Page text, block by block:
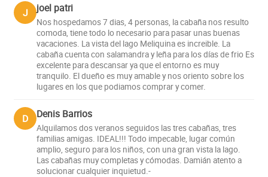
J joel patri
Nos hospedamos 7 dias, 4 personas, la cabaña nos resulto
comoda, tiene todo lo necesario para pasar unas buenas
vacaciones. La vista del lago Meliquina es increible. La
cabaña cuenta con salamandra y leña para los días de frio Es
excelente para descansar ya que el entorno es muy
tranquilo. El dueño es muy amable y nos oriento sobre los
lugares en los que podiamos comprar y comer.
D Denis Barrios
Alquilamos dos veranos seguidos las tres cabañas, tres
familias amigas. IDEAL!!! Todo impecable, lugar común
amplio, seguro para los niños, con una gran vista la lago.
Las cabañas muy completas y cómodas. Damián atento a
solucionar cualquier inquietud.-